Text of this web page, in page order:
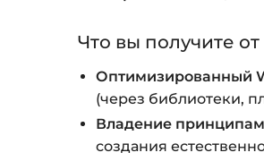
Что вы получите от
Оптимизированный
(через библиотеки,
Владение
создания